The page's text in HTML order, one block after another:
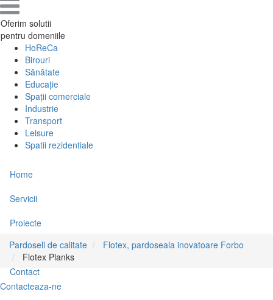
Oferim solutii
pentru domeniile
HoReCa
Birouri
Sănătate
Educație
Spații comerciale
Industrie
Transport
Leisure
Spatii rezidentiale
Home
Servicii
Proiecte
Despre noi
Contact
Pardoseli de calitate
Flotex, pardoseala inovatoare Forbo
Flotex Planks
Contacteaza-ne